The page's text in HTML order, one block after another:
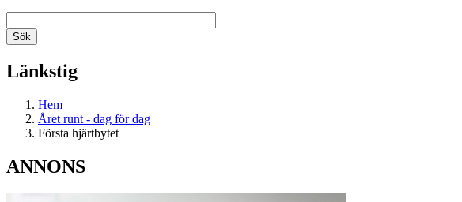
Länkstig
Hem
Året runt - dag för dag
Första hjärtbytet
ANNONS